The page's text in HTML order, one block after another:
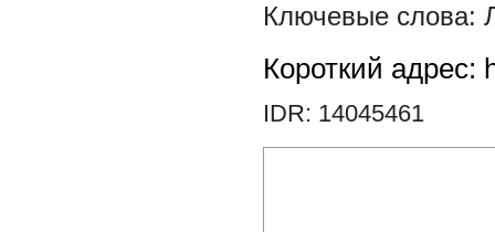
Короткий адрес:
IDR: 14045461